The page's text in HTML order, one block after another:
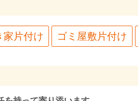
家片付け ゴミ屋敷片付け